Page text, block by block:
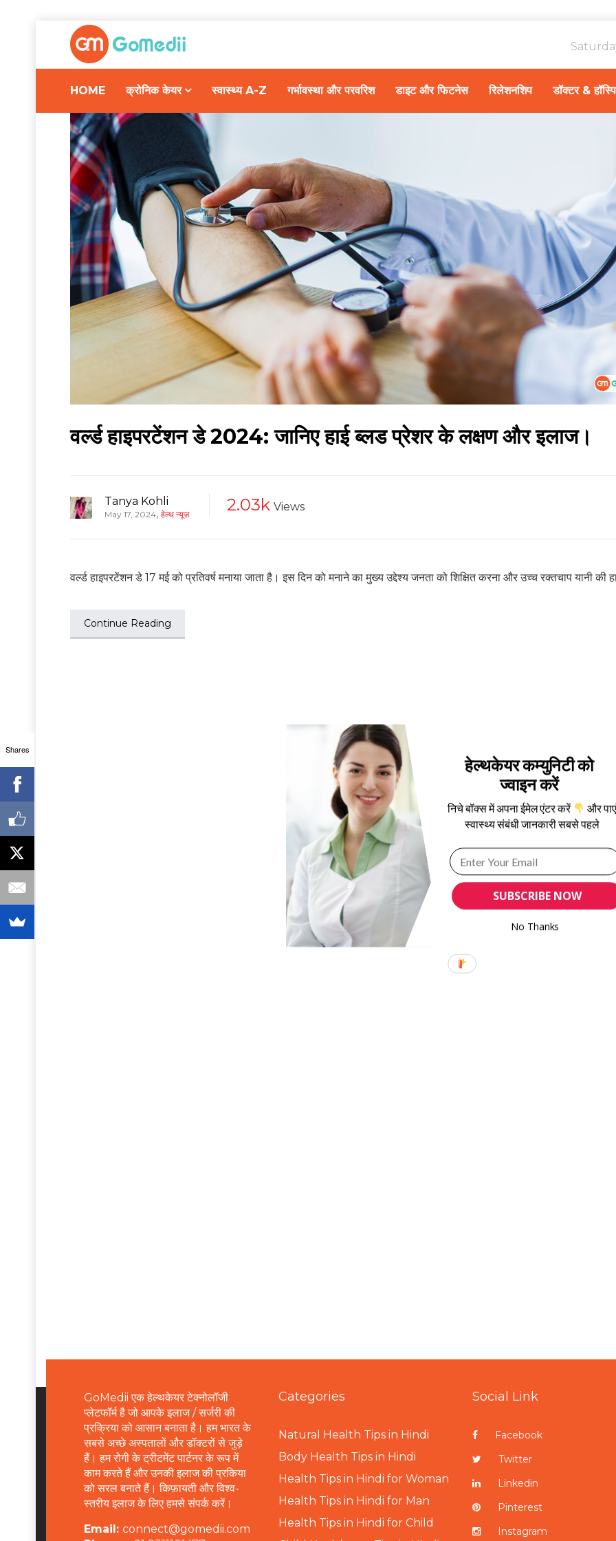
HOME क्रोनिक केयर स्वास्थ्य A-Z गर्भावस्था और परवरिश डाइट और फिटनेस रिलेशनशिप डॉक्टर &
वर्ल्ड हाइपरटेंशन डे 2024: जानिए हाई ब्लड प्रेशर के लक्षण और इलाज।
Tanya Kohli
May 17, 2024, हेल्थ न्यूज़ 2.03k Views
वर्ल्ड हाइपरटेंशन डे 17 मई को प्रतिवर्ष मनाया जाता है। इस दिन को मनाने का मुख्य उद्देश्य जनता को शिक्षित करना और उच्च रक्तचाप यानी की
Continue Reading
GoMedii एक हेल्थकेयर टेक्नोलॉजी
प्लेटफॉर्म है जो आपके इलाज / सर्जरी की
प्रक्रिया को आसान बनाता है। हम भारत के
सबसे अच्छे अस्पतालों और डॉक्टरों से जुड़े
हैं। हम रोगी के ट्रीटमेंट पार्टनर के रूप में
काम करते हैं और उनकी इलाज की प्रकिया
को सरल बनाते हैं। किफ़ायती और विश्व-
स्तरीय इलाज के लिए हमसे संपर्क करें।
Email: connect@gomedii.com
Categories
Natural Health Tips in Hindi
Body Health Tips in Hindi
Health Tips in Hindi for Woman
Health Tips in Hindi for Man
Health Tips in Hindi for Child
Social Link
Facebook
Twitter
Linkedin
Pinterest
Instagram
Shares
SUBSCRIBE NOW
हेल्थकेयर कम्युनिटी को
ज्वाइन करें
निचे बॉक्स में अपना ईमेल एंटर करें
और
स्वास्थ्य संबंधी जानकारी सबसे पहले
No Thanks